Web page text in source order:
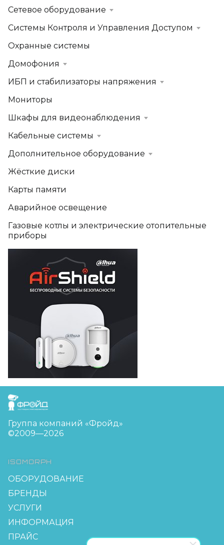
Сетевое оборудование
Системы Контроля и Управления Доступом
Охранные системы
Домофония
ИБП и стабилизаторы напряжения
Мониторы
Шкафы для видеонаблюдения
Кабельные системы
Дополнительное оборудование
Жёсткие диски
Карты памяти
Аварийное освещение
Газовые котлы и электрические отопительные
приборы
FreudGroup
Группа компаний «Фройд»
©2009—2026
ISOMORPH
ОБОРУДОВАНИЕ
БРЕНДЫ
УСЛУГИ
ИНФОРМАЦИЯ
ПРАЙС